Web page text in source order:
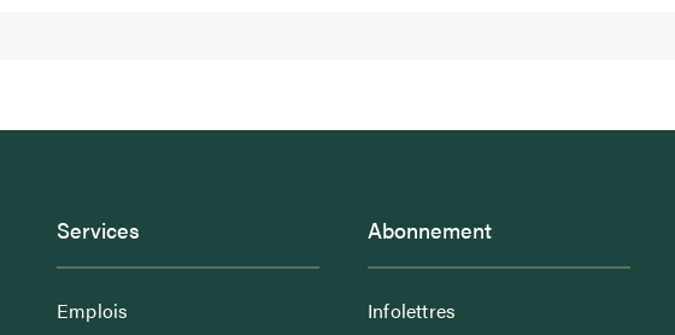
Services
Emplois
Abonnement
Infolettres